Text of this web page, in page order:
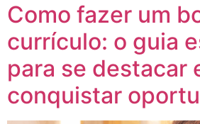
Como fazer um
currículo: o guia
para se destacar
conquistar